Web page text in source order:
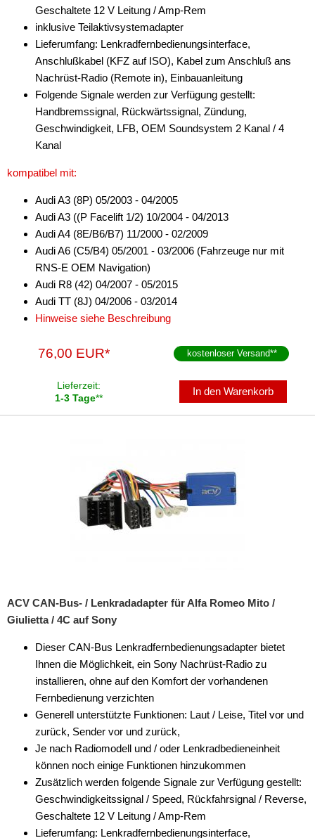
Geschaltete 12 V Leitung / Amp-Rem
inklusive Teilaktivsystemadapter
Lieferumfang: Lenkradfernbedienungsinterface,
Anschlußkabel (KFZ auf ISO), Kabel zum Anschluß ans
Nachrüst-Radio (Remote in), Einbauanleitung
Folgende Signale werden zur Verfügung gestellt:
Handbremssignal, Rückwärtssignal, Zündung,
Geschwindigkeit, LFB, OEM Soundsystem 2 Kanal / 4
Kanal
kompatibel mit:
Audi A3 (8P) 05/2003 - 04/2005
Audi A3 ((P Facelift 1/2) 10/2004 - 04/2013
Audi A4 (8E/B6/B7) 11/2000 - 02/2009
Audi A6 (C5/B4) 05/2001 - 03/2006 (Fahrzeuge nur mit
RNS-E OEM Navigation)
Audi R8 (42) 04/2007 - 05/2015
Audi TT (8J) 04/2006 - 03/2014
Hinweise siehe Beschreibung
76,00 EUR* kostenloser Versand**
Lieferzeit:
1-3 Tage**
In den Warenkorb
ACV CAN-Bus- / Lenkradadapter für Alfa Romeo Mito /
Giulietta / 4C auf Sony
Dieser CAN-Bus Lenkradfernbedienungsadapter bietet
Ihnen die Möglichkeit, ein Sony Nachrüst-Radio zu
installieren, ohne auf den Komfort der vorhandenen
Fernbedienung verzichten
Generell unterstützte Funktionen: Laut / Leise, Titel vor und
zurück, Sender vor und zurück,
Je nach Radiomodell und / oder Lenkradbedieneinheit
können noch einige Funktionen hinzukommen
Zusätzlich werden folgende Signale zur Verfügung gestellt:
Geschwindigkeitssignal / Speed, Rückfahrsignal / Reverse,
Geschaltete 12 V Leitung / Amp-Rem
Lieferumfang: Lenkradfernbedienungsinterface,